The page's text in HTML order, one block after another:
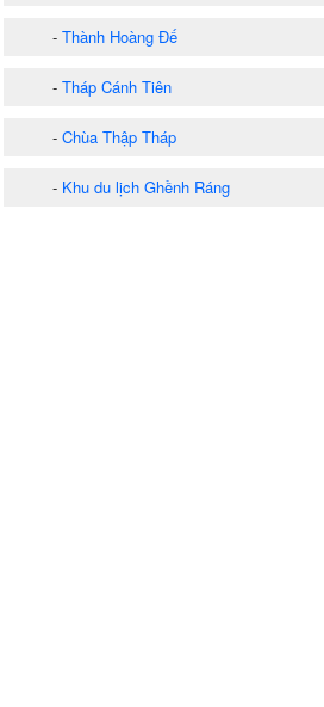
- Thành Hoàng Đế
- Tháp Cánh Tiên
- Chùa Thập Tháp
- Khu du lịch Ghềnh Ráng